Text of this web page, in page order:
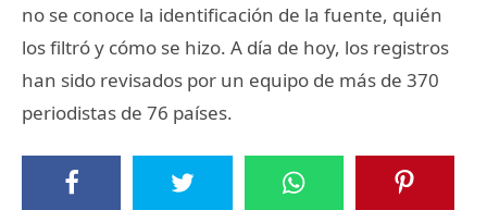
no se conoce la identificación de la fuente, quién
los filtró y cómo se hizo. A día de hoy, los registros
han sido revisados por un equipo de más de 370
periodistas de 76 países.